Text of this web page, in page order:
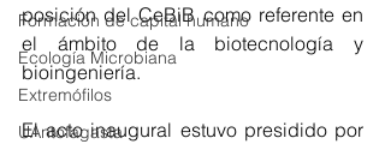
Formación de capital humano
Ecología Microbiana
Extremófilos
UAntofagasta
posición del CeBiB como referente en
el ámbito de la biotecnología y
bioingeniería.
El acto inaugural estuvo presidido por